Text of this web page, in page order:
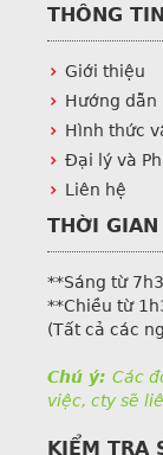
THÔNG
Giới thiệu
Hướng dẫn
Hình thức
Đại lý và
Liên hệ
THỜI
**Sáng từ
**Chiều từ
(Tất cả các
Chú ý: Các
việc, cty sẽ
KIỂM TRA